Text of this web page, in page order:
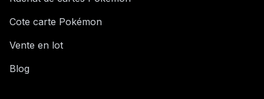
Cote carte Pokémon
Vente en lot
Blog